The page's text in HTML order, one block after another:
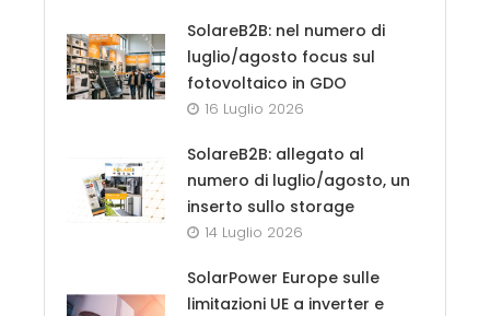
SolareB2B: nel numero di
luglio/agosto focus sul
fotovoltaico in GDO
16 Luglio 2026
SolareB2B: allegato al
numero di luglio/agosto, un
inserto sullo storage
14 Luglio 2026
SolarPower Europe sulle
limitazioni UE a inverter e